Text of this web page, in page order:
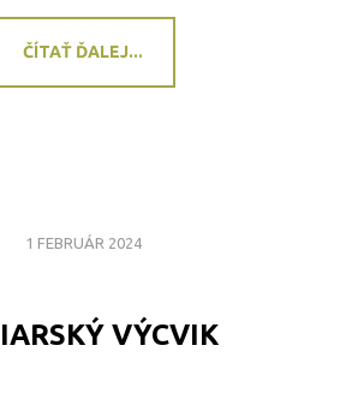
ČÍTAŤ ĎALEJ...
1 FEBRUÁR 2024
VÝCVIK